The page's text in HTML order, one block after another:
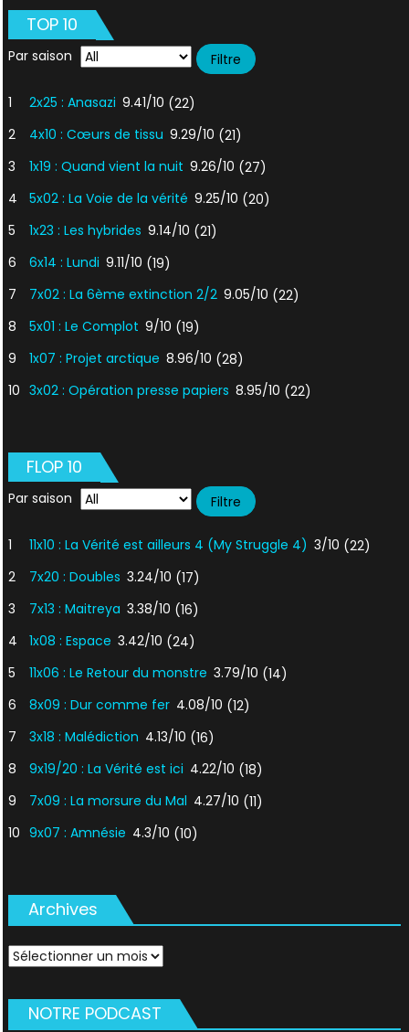
TOP 10
Par saison
1 2x25 : Anasazi 9.41/10 (22)
2
4x10 : Cœurs de tissu 9.29/10 (21)
3
1x19 : Quand vient la nuit 9.26/10 (27)
4
5x02 : La Voie de la vérité 9.25/10 (20)
5
1x23 : Les hybrides 9.14/10 (21)
6
6x14 : Lundi 9.11/10 (19)
7
7x02 : La 6ème extinction 2/2 9.05/10 (22)
8
5x01 : Le Complot 9/10 (19)
9
1x07 : Projet arctique 8.96/10 (28)
10 3x02 : Opération presse papiers 8.95/10 (22)
FLOP 10
Par saison
1 11x10 : La Vérité est ailleurs 4 (My Struggle 4) 3/10 (22)
2
7x20 : Doubles 3.24/10 (17)
3
7x13 : Maitreya 3.38/10 (16)
4
1x08 : Espace 3.42/10 (24)
5
11x06 : Le Retour du monstre 3.79/10 (14)
6
8x09 : Dur comme fer 4.08/10 (12)
7
3x18 : Malédiction 4.13/10 (16)
8
9x19/20 : La Vérité est ici 4.22/10 (18)
9
7x09 : La morsure du Mal 4.27/10 (11)
10 9x07 : Amnésie 4.3/10 (10)
Archives
Archives
NOTRE PODCAST